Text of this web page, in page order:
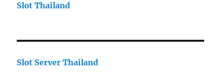
Slot Thailand
Slot Server Thailand